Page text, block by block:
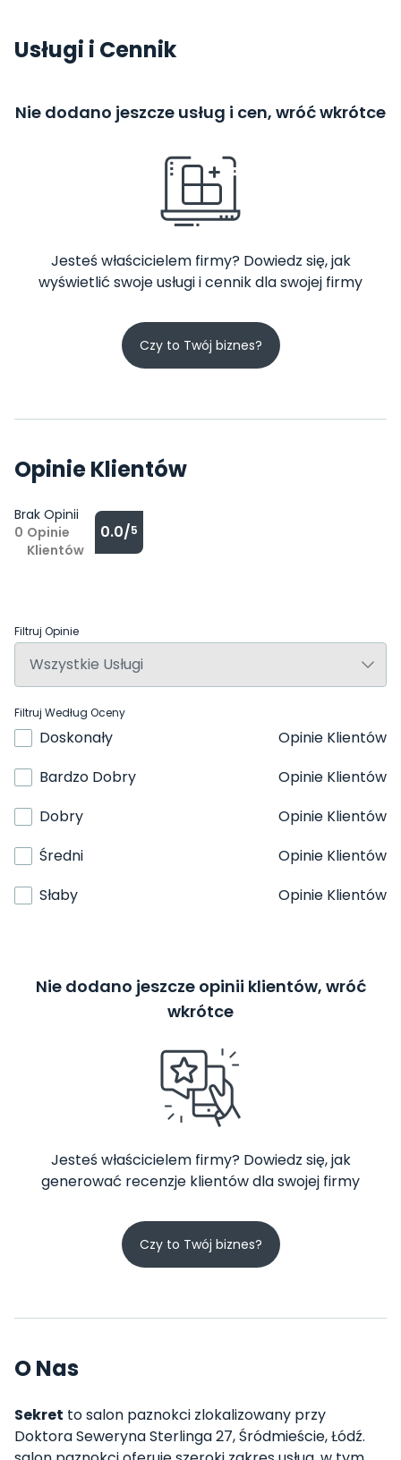
Usługi i Cennik
Nie dodano jeszcze usług i cen, wróć wkrótce
Jesteś właścicielem firmy? Dowiedz się, jak
wyświetlić swoje usługi i cennik dla swojej firmy
Czy to Twój biznes?
Opinie Klientów
Brak Opinii
0 Opinie
Klientów
0.0/5
Filtruj Opinie
Filtruj Według Oceny
Doskonały
Opinie Klientów
Bardzo Dobry
Opinie Klientów
Dobry
Opinie Klientów
Średni
Opinie Klientów
Słaby
Opinie Klientów
Nie dodano jeszcze opinii klientów, wróć
wkrótce
Jesteś właścicielem firmy? Dowiedz się, jak
generować recenzje klientów dla swojej firmy
Czy to Twój biznes?
O Nas
Sekret to salon paznokci zlokalizowany przy
Doktora Seweryna Sterlinga 27, Śródmieście, Łódź.